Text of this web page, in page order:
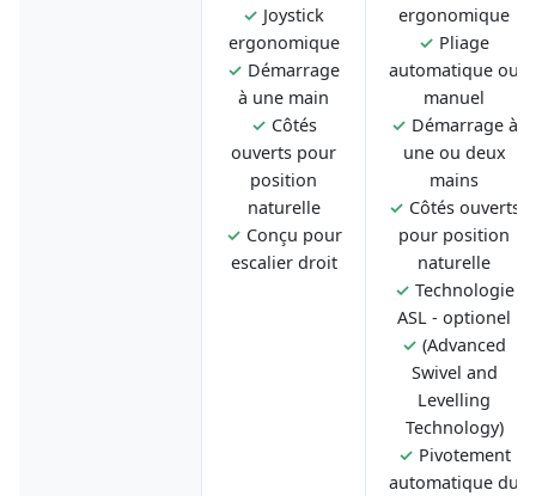
✓ Joystick
ergonomique
✓ Démarrage
à une main
✓ Côtés
ouverts pour
position
naturelle
✓ Conçu pour
escalier droit
ergonomique
✓ Pliage
automatique ou
manuel
✓ Démarrage à
une ou deux
mains
✓ Côtés ouverts
pour position
naturelle
✓ Technologie
ASL - optionel
✓ (Advanced
Swivel and
Levelling
Technology)
✓ Pivotement
automatique du